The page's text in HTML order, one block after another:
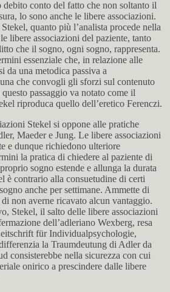
debito conto del fatto che non soltanto il
lo sono anche le libere associazioni.
quanto più l’analista procede nella
libere associazioni del paziente, tanto
che il sogno, ogni sogno, rappresenta.
essenziale che, in relazione alle
da una metodica passiva a
che convogli gli sforzi sul contenuto
passaggio va notato come il
riproduca quello dell’eretico Ferenczi.
Stekel si oppone alle pratiche
Maeder e Jung. Le libere associazioni
e dunque richiedono ulteriore
la pratica di chiedere al paziente di
sogno estende e allunga la durata
è contrario alla consuetudine di certi
anche per settimane. Ammette di
non averne ricavato alcun vantaggio.
Stekel, il salto delle libere associazioni
dell’adleriano Wexberg, resa
für Individualpsychologie,
la Traumdeutung di Adler da
consisterebbe nella sicurezza con cui
onirico a prescindere dalle libere